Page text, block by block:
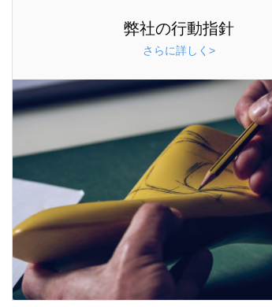
弊社の行動指針
さらに詳しく>